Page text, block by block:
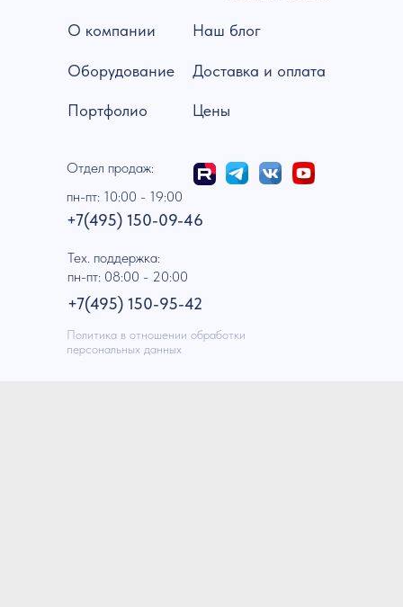
Политика в отношении обработки
персональных данных
+7(495) 150-09-46
пн-пт: 10:00 - 19:00
Отдел продаж:
+7(495) 150-95-42
пн-пт: 08:00 - 20:00
Тех. поддержка:
Цены
Доставка и оплата
Наш блог
Портфолио
Оборудование
О компании